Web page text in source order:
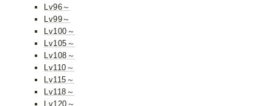
Lv96～
Lv99～
Lv100～
Lv105～
Lv108～
Lv110～
Lv115～
Lv118～
Lv120～